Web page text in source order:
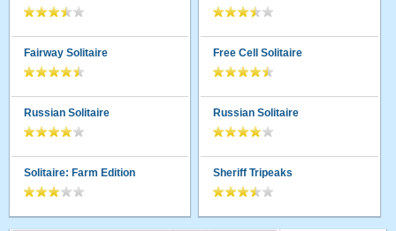
Fairway Solitaire
Russian Solitaire
Solitaire: Farm Edition
Free Cell Solitaire
Russian Solitaire
Sheriff Tripeaks